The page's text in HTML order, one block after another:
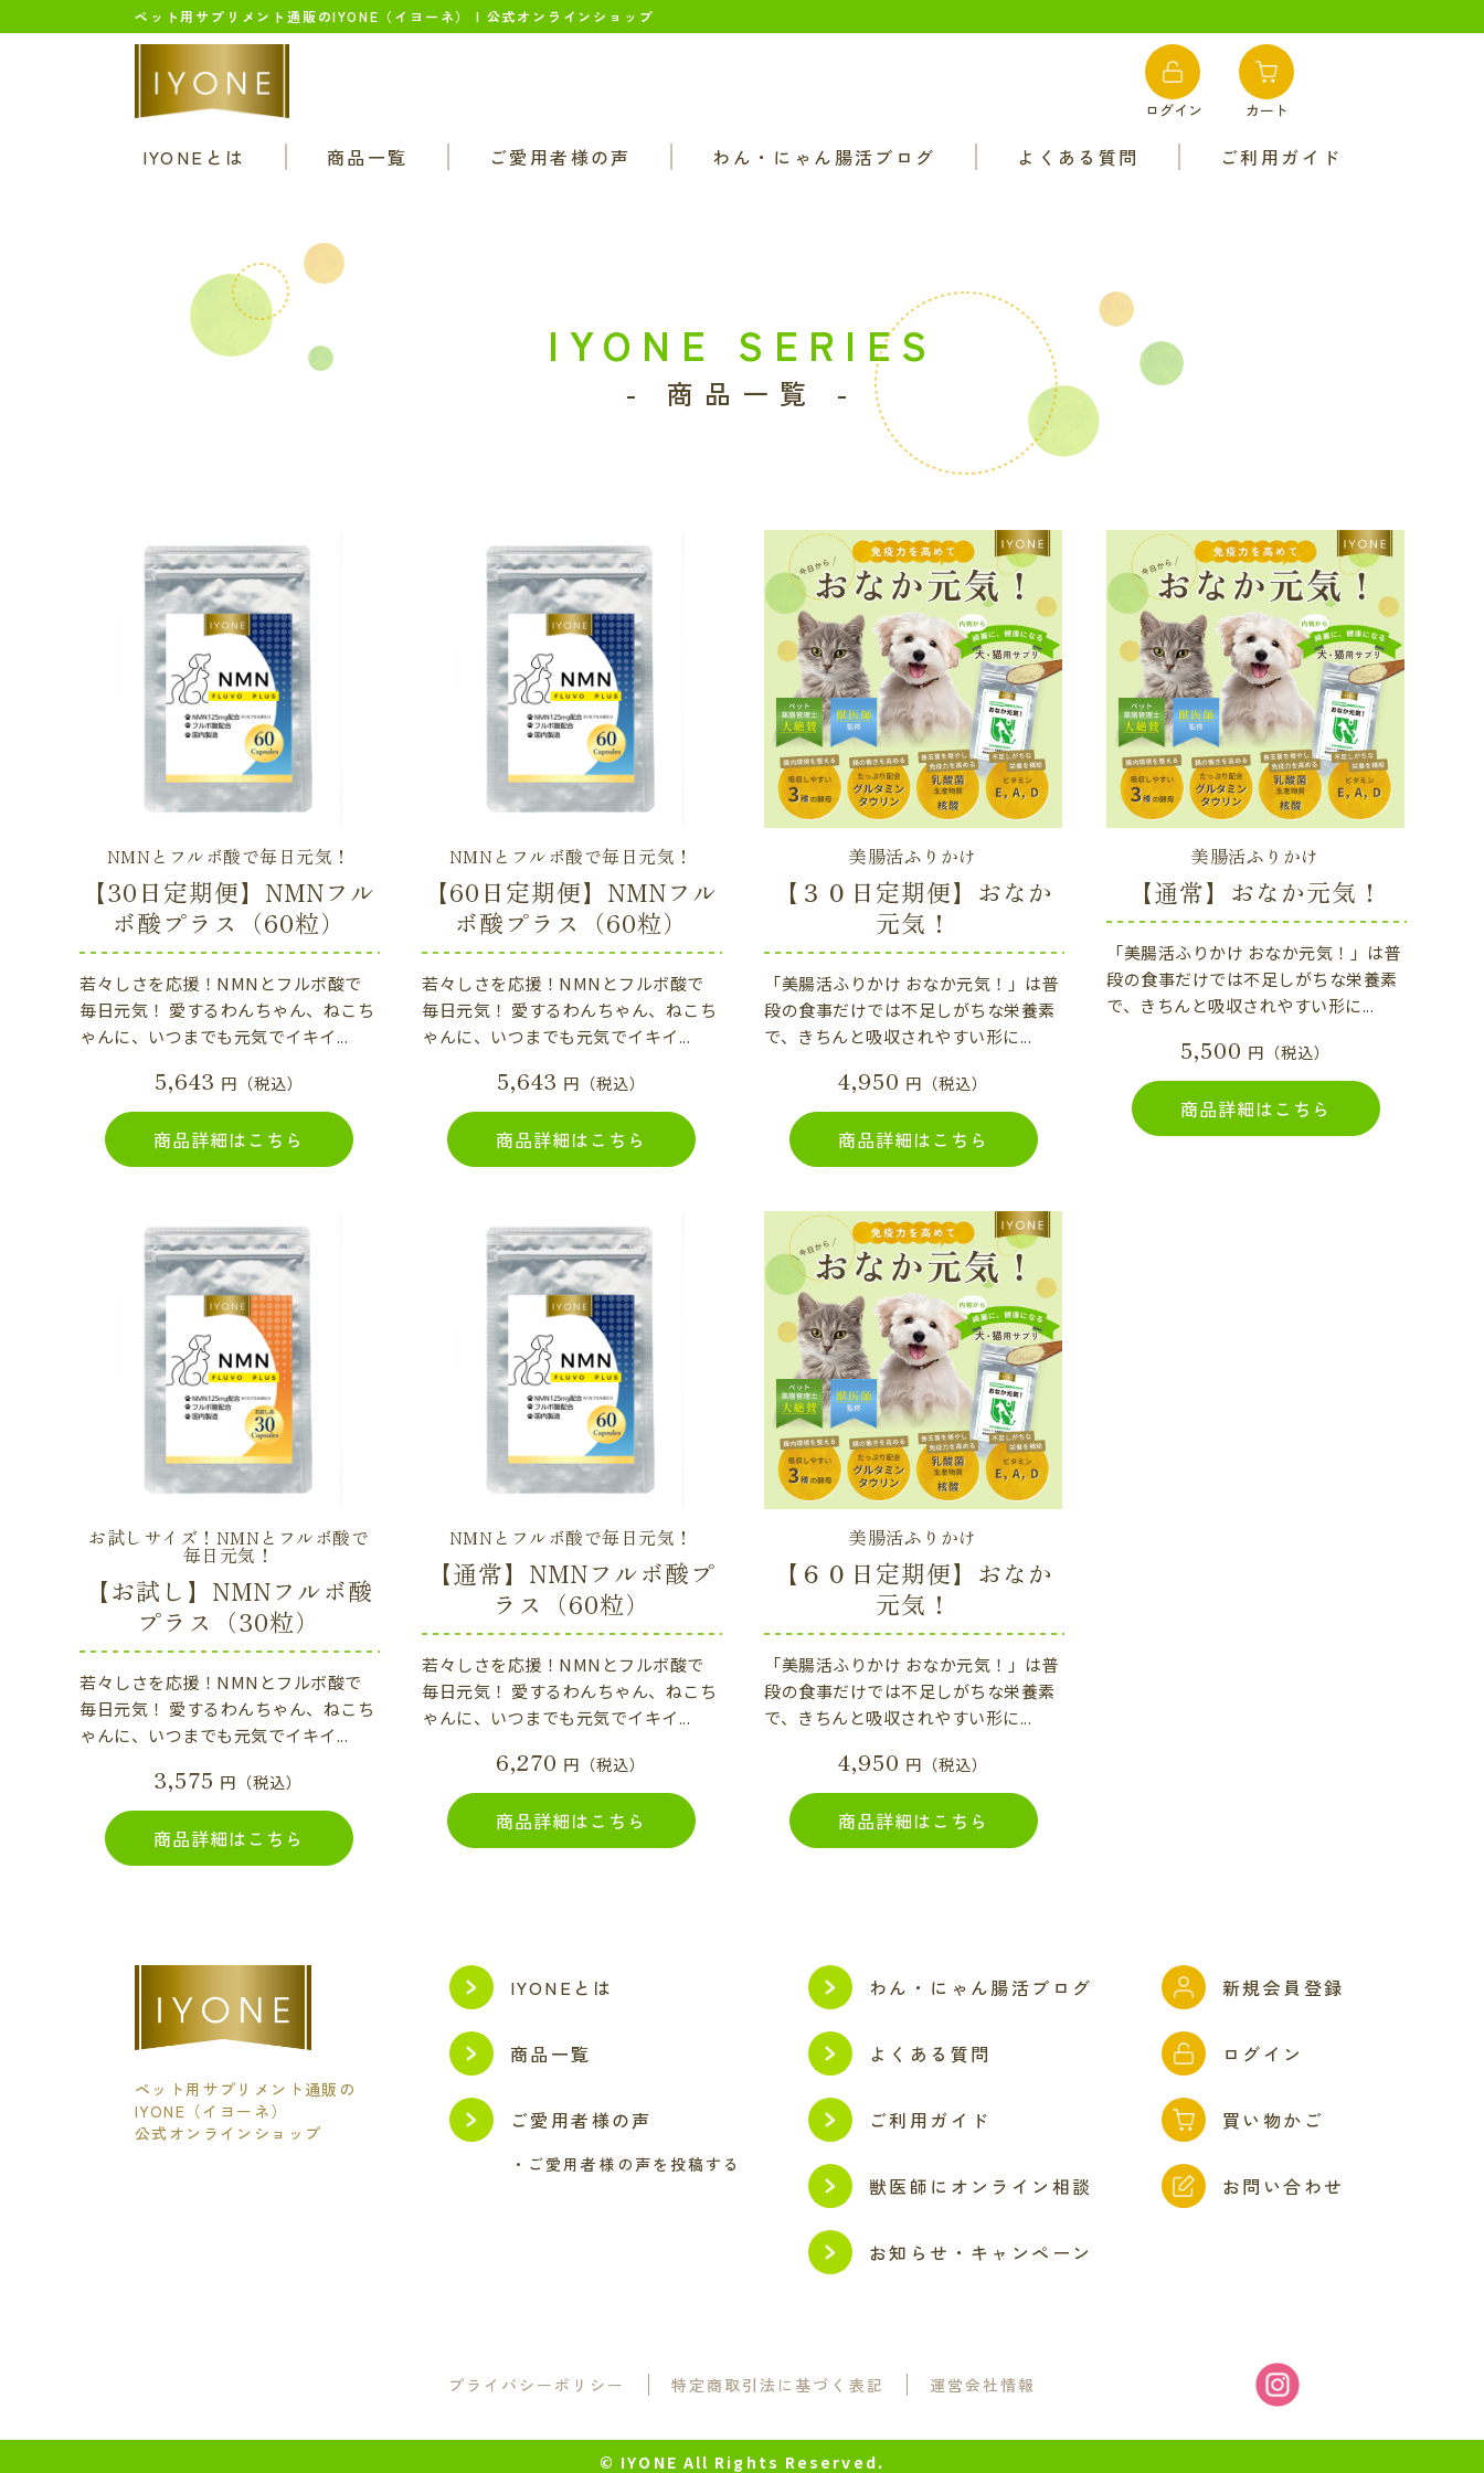
ペット用サプリメント通販のIYONE（イヨーネ） | 公式オンラインショップ
ログイン カート
IYONEとは 商品一覧 ご愛用者様の声 わん・にゃん腸活ブログ よくある質問 ご利用ガイド
IYONE SERIES
- 商品一覧 -
NMNとフルボ酸で毎日元気！
【30日定期便】NMNフル
ボ酸プラス（60粒）
若々しさを応援！NMNとフルボ酸で
毎日元気！ 愛するわんちゃん、ねこち
ゃんに、いつまでも元気でイキイ...
5,643 円（税込）
商品詳細はこちら
NMNとフルボ酸で毎日元気！
【60日定期便】NMNフル
ボ酸プラス（60粒）
若々しさを応援！NMNとフルボ酸で
毎日元気！ 愛するわんちゃん、ねこち
ゃんに、いつまでも元気でイキイ...
5,643 円（税込）
商品詳細はこちら
美腸活ふりかけ
【３０日定期便】おなか
元気！
「美腸活ふりかけ おなか元気！」は普
段の食事だけでは不足しがちな栄養素
で、きちんと吸収されやすい形に...
4,950 円（税込）
商品詳細はこちら
美腸活ふりかけ
【通常】おなか元気！
「美腸活ふりかけ おなか元気！」は普
段の食事だけでは不足しがちな栄養素
で、きちんと吸収されやすい形に...
5,500 円（税込）
商品詳細はこちら
お試しサイズ！NMNとフルボ酸で
毎日元気！
【お試し】NMNフルボ酸
プラス（30粒）
若々しさを応援！NMNとフルボ酸で
毎日元気！ 愛するわんちゃん、ねこち
ゃんに、いつまでも元気でイキイ...
3,575 円（税込）
商品詳細はこちら
NMNとフルボ酸で毎日元気！
【通常】NMNフルボ酸プ
ラス（60粒）
若々しさを応援！NMNとフルボ酸で
毎日元気！ 愛するわんちゃん、ねこち
ゃんに、いつまでも元気でイキイ...
6,270 円（税込）
商品詳細はこちら
美腸活ふりかけ
【６０日定期便】おなか
元気！
「美腸活ふりかけ おなか元気！」は普
段の食事だけでは不足しがちな栄養素
で、きちんと吸収されやすい形に...
4,950 円（税込）
商品詳細はこちら
ペット用サプリメント通販の
IYONE（イヨーネ）
公式オンラインショップ
IYONEとは
商品一覧
ご愛用者様の声
・ご愛用者様の声を投稿する
わん・にゃん腸活ブログ
よくある質問
ご利用ガイド
獣医師にオンライン相談
お知らせ・キャンペーン
新規会員登録
ログイン
買い物かご
お問い合わせ
プライバシーポリシー 特定商取引法に基づく表記 運営会社情報
© IYONE All Rights Reserved.